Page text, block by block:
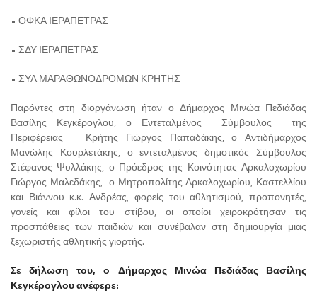
• ΟΦΚΑ ΙΕΡΑΠΕΤΡΑΣ
• ΣΔΥ ΙΕΡΑΠΕΤΡΑΣ
• ΣΥΛ ΜΑΡΑΘΩΝΟΔΡΟΜΩΝ ΚΡΗΤΗΣ
Παρόντες στη διοργάνωση ήταν ο Δήμαρχος Μινώα Πεδιάδας
Βασίλης Κεγκέρογλου, ο Εντεταλμένος Σύμβουλος της
Περιφέρειας Κρήτης Γιώργος Παπαδάκης, ο Αντιδήμαρχος
Μανώλης Κουρλετάκης, ο εντεταλμένος δημοτικός Σύμβουλος
Στέφανος Ψυλλάκης, ο Πρόεδρος της Κοινότητας Αρκαλοχωρίου
Γιώργος Μαλεδάκης, ο Μητροπολίτης Αρκαλοχωρίου, Καστελλίου
και Βιάννου κ.κ. Ανδρέας, φορείς του αθλητισμού, προπονητές,
γονείς και φίλοι του στίβου, οι οποίοι χειροκρότησαν τις
προσπάθειες των παιδιών και συνέβαλαν στη δημιουργία μιας
ξεχωριστής αθλητικής γιορτής.
Σε δήλωση του, ο Δήμαρχος Μινώα Πεδιάδας Βασίλης
Κεγκέρογλου ανέφερε: